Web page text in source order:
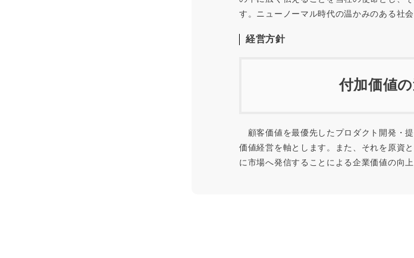
す。ニューノーマル時代の温かみのある社
経営方針
付加価値
顧客価値を最優先したプロダクト開発・
価値経営を軸とします。また、それを原資
に市場へ発信することによる企業価値の向上